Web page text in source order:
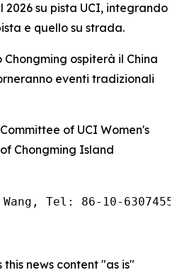
2026 su pista UCI, integrando
e quello su strada.
Chongming ospiterà il China
eventi tradizionali
of UCI Women's
Chongming Island
Tel: 86-10-63074558
news content "as is"